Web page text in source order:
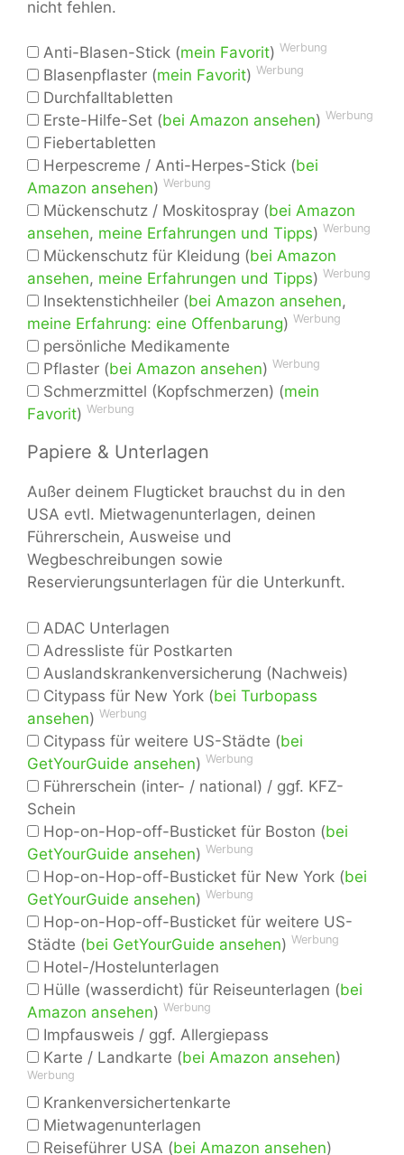
nicht fehlen.
Anti-Blasen-Stick (mein Favorit) Werbung
Blasenpflaster (mein Favorit) Werbung
Durchfalltabletten
Erste-Hilfe-Set (bei Amazon ansehen) Werbung
Fiebertabletten
Herpescreme / Anti-Herpes-Stick (bei
Amazon ansehen) Werbung
Mückenschutz / Moskitospray (bei Amazon
ansehen, meine Erfahrungen und Tipps) Werbung
Mückenschutz für Kleidung (bei Amazon
ansehen, meine Erfahrungen und Tipps) Werbung
Insektenstichheiler (bei Amazon ansehen,
meine Erfahrung: eine Offenbarung) Werbung
persönliche Medikamente
Pflaster (bei Amazon ansehen) Werbung
Schmerzmittel (Kopfschmerzen) (mein
Favorit) Werbung
Papiere & Unterlagen
Außer deinem Flugticket brauchst du in den
USA evtl. Mietwagenunterlagen, deinen
Führerschein, Ausweise und
Wegbeschreibungen sowie
Reservierungsunterlagen für die Unterkunft.
ADAC Unterlagen
Adressliste für Postkarten
Auslandskrankenversicherung (Nachweis)
Citypass für New York (bei Turbopass
ansehen) Werbung
Citypass für weitere US-Städte (bei
GetYourGuide ansehen) Werbung
Führerschein (inter- / national) / ggf. KFZ-
Schein
Hop-on-Hop-off-Busticket für Boston (bei
GetYourGuide ansehen) Werbung
Hop-on-Hop-off-Busticket für New York (bei
GetYourGuide ansehen) Werbung
Hop-on-Hop-off-Busticket für weitere US-
Städte (bei GetYourGuide ansehen) Werbung
Hotel-/Hostelunterlagen
Hülle (wasserdicht) für Reiseunterlagen (bei
Amazon ansehen) Werbung
Impfausweis / ggf. Allergiepass
Karte / Landkarte (bei Amazon ansehen)
Werbung
Krankenversichertenkarte
Mietwagenunterlagen
Reiseführer USA (bei Amazon ansehen)